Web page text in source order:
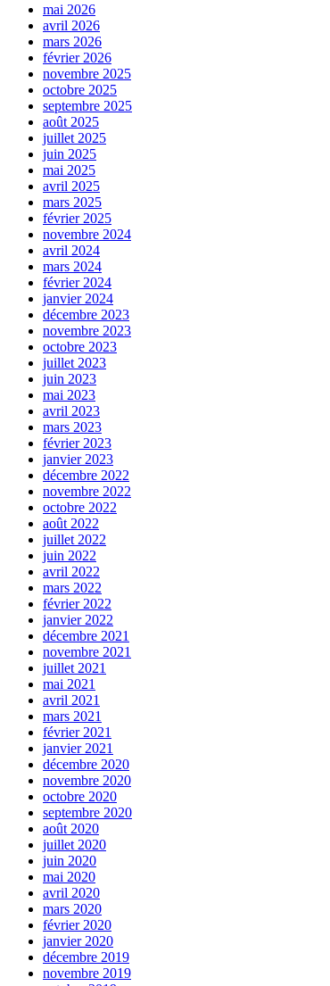
mai 2026
avril 2026
mars 2026
février 2026
novembre 2025
octobre 2025
septembre 2025
août 2025
juillet 2025
juin 2025
mai 2025
avril 2025
mars 2025
février 2025
novembre 2024
avril 2024
mars 2024
février 2024
janvier 2024
décembre 2023
novembre 2023
octobre 2023
juillet 2023
juin 2023
mai 2023
avril 2023
mars 2023
février 2023
janvier 2023
décembre 2022
novembre 2022
octobre 2022
août 2022
juillet 2022
juin 2022
avril 2022
mars 2022
février 2022
janvier 2022
décembre 2021
novembre 2021
juillet 2021
mai 2021
avril 2021
mars 2021
février 2021
janvier 2021
décembre 2020
novembre 2020
octobre 2020
septembre 2020
août 2020
juillet 2020
juin 2020
mai 2020
avril 2020
mars 2020
février 2020
janvier 2020
décembre 2019
novembre 2019